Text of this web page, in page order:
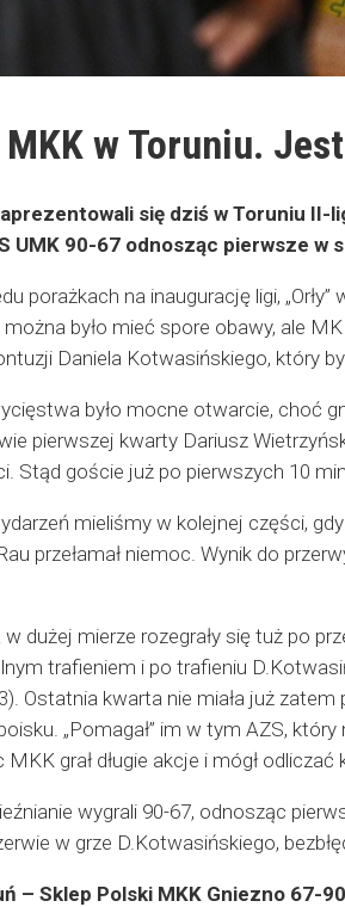
w Toruniu.
się dziś w Toruniu II-
UMK 90-67 odnosząc pierwsze w
porażkach na inaugurację ligi,
można było mieć spore obawy, ale
Daniela Kotwasińskiego, który
było mocne otwarcie, choć
pierwszej kwarty Dariusz
Stąd goście już po pierwszych 10
mieliśmy w kolejnej części,
przełamał niemoc. Wynik do
dużej mierze rozegrały się tuż po
trafieniem i po trafieniu
Ostatnia kwarta nie miała już
„Pomagał” im w tym AZS,
MKK grał długie akcje i mógł
wygrali 90-67, odnosząc
w grze D.Kotwasińskiego,
– Sklep Polski MKK Gniezno 67-